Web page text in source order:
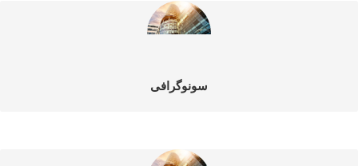
سونوگرافی